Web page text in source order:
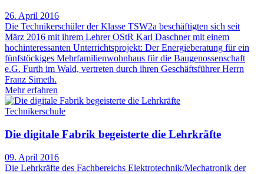
26. April 2016
Die Technikerschüler der Klasse TSW2a beschäftigten sich seit
März 2016 mit ihrem Lehrer OStR Karl Daschner mit einem
hochinteressanten Unterrichtsprojekt: Der Energieberatung für ein
fünfstöckiges Mehrfamilienwohnhaus für die Baugenossenschaft
e.G. Furth im Wald, vertreten durch ihren Geschäftsführer Herrn
Franz Simeth.
Mehr erfahren
Technikerschule
Die digitale Fabrik begeisterte die Lehrkräfte
09. April 2016
Die Lehrkräfte des Fachbereichs Elektrotechnik/Mechatronik der